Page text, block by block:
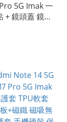
5G Imak 一
+ 鏡頭蓋 鏡頭
化鋼化玻璃